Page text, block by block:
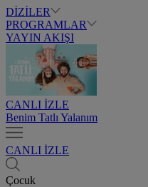
DİZİLER
PROGRAMLAR
YAYIN AKIŞI
CANLI İZLE
Benim Tatlı Yalanım
CANLI İZLE
Çocuk